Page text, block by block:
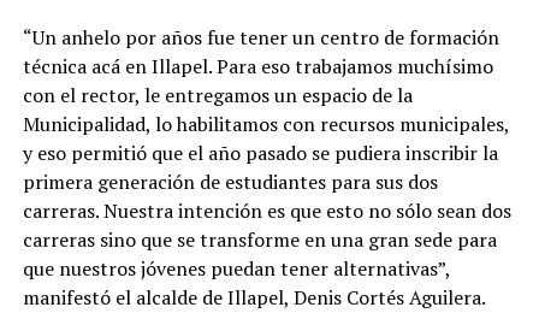
“Un anhelo por años fue tener un centro de formación
técnica acá en Illapel. Para eso trabajamos muchísimo
con el rector, le entregamos un espacio de la
Municipalidad, lo habilitamos con recursos municipales,
y eso permitió que el año pasado se pudiera inscribir la
primera generación de estudiantes para sus dos
carreras. Nuestra intención es que esto no sólo sean dos
carreras sino que se transforme en una gran sede para
que nuestros jóvenes puedan tener alternativas”,
manifestó el alcalde de Illapel, Denis Cortés Aguilera.